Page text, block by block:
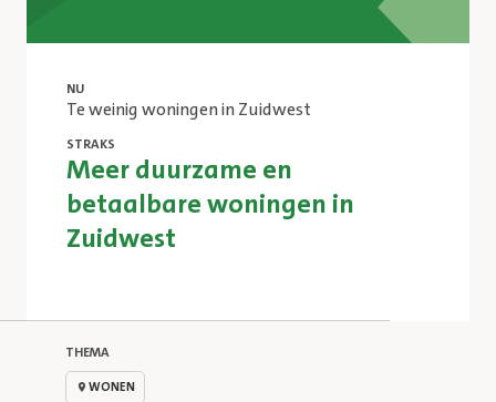
NU
Te weinig woningen in Zuidwest
STRAKS
Meer duurzame en
betaalbare woningen in
Zuidwest
THEMA
WONEN